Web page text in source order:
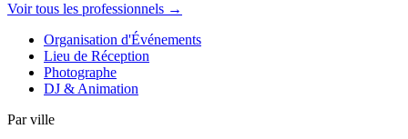
Voir tous les professionnels →
Organisation d'Événements
Lieu de Réception
Photographe
DJ & Animation
Par ville